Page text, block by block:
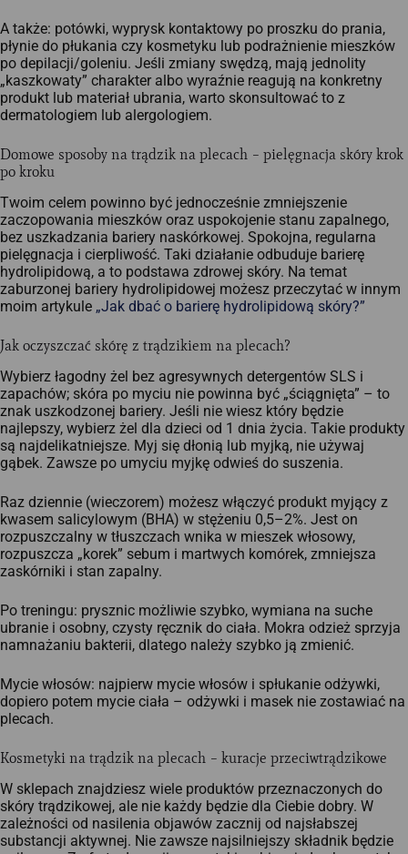
A także: potówki, wyprysk kontaktowy po proszku do prania,
płynie do płukania czy kosmetyku lub podrażnienie mieszków
po depilacji/goleniu. Jeśli zmiany swędzą, mają jednolity
„kaszkowaty” charakter albo wyraźnie reagują na konkretny
produkt lub materiał ubrania, warto skonsultować to z
dermatologiem lub alergologiem.
Domowe sposoby na trądzik na plecach – pielęgnacja skóry krok
po kroku
Twoim celem powinno być jednocześnie zmniejszenie
zaczopowania mieszków oraz uspokojenie stanu zapalnego,
bez uszkadzania bariery naskórkowej.​ Spokojna, regularna
pielęgnacja i cierpliwość. Taki działanie odbuduje barierę
hydrolipidową, a to podstawa zdrowej skóry. Na temat
zaburzonej bariery hydrolipidowej możesz przeczytać w innym
moim artykule „Jak dbać o barierę hydrolipidową skóry?”
Jak oczyszczać skórę z trądzikiem na plecach?
Wybierz łagodny żel bez agresywnych detergentów SLS i
zapachów; skóra po myciu nie powinna być „ściągnięta” – to
znak uszkodzonej bariery. Jeśli nie wiesz który będzie
najlepszy, wybierz żel dla dzieci od 1 dnia życia. Takie produkty
są najdelikatniejsze. Myj się dłonią lub myjką, nie używaj
gąbek. Zawsze po umyciu myjkę odwieś do suszenia.
Raz dziennie (wieczorem) możesz włączyć produkt myjący z
kwasem salicylowym (BHA) w stężeniu 0,5–2%. Jest on
rozpuszczalny w tłuszczach wnika w mieszek włosowy,
rozpuszcza „korek” sebum i martwych komórek, zmniejsza
zaskórniki i stan zapalny.
Po treningu: prysznic możliwie szybko, wymiana na suche
ubranie i osobny, czysty ręcznik do ciała. Mokra odzież sprzyja
namnażaniu bakterii, dlatego należy szybko ją zmienić.
Mycie włosów: najpierw mycie włosów i spłukanie odżywki,
dopiero potem mycie ciała – odżywki i masek nie zostawiać na
plecach.
Kosmetyki na trądzik na plecach – kuracje przeciwtrądzikowe
W sklepach znajdziesz wiele produktów przeznaczonych do
skóry trądzikowej, ale nie każdy będzie dla Ciebie dobry. W
zależności od nasilenia objawów zacznij od najsłabszej
substancji aktywnej. Nie zawsze najsilniejszy składnik będzie